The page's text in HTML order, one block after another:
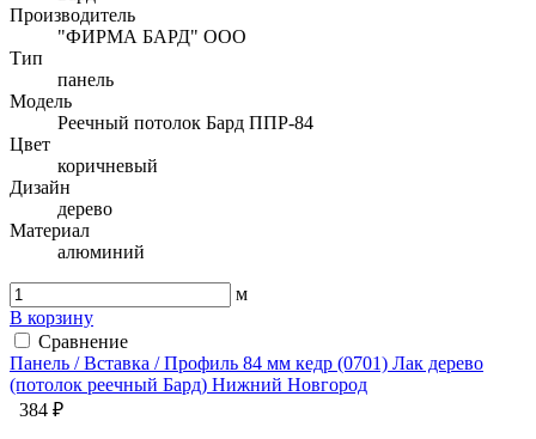
Производитель
"ФИРМА БАРД" ООО
Тип
панель
Модель
Реечный потолок Бард ППР-84
Цвет
коричневый
Дизайн
дерево
Материал
алюминий
м
В корзину
Сравнение
Панель / Вставка / Профиль 84 мм кедр (0701) Лак дерево
(потолок реечный Бард) Нижний Новгород
384 ₽